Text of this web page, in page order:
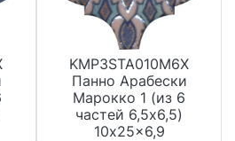
KMP3STA010M6X
Панно Арабески
Марокко 1 (из 6
частей 6,5x6,5)
10x25x6,9